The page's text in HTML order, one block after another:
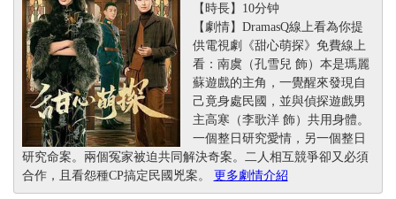
【時長】10分钟
【劇情】DramasQ線上看為你提
供電視劇《甜心萌探》免費線上
看：南虞（孔雪兒 飾）本是瑪麗
蘇遊戲的主角，一覺醒來發現自
己竟身處民國，並與偵探遊戲男
主高寒（李歌洋 飾）共用身體。
一個整日研究愛情，另一個整日
研究命案。兩個冤家被迫共同解決奇案。二人相互競爭卻又必須
合作，且看怨種CP搞定民國兇案。 更多劇情介紹